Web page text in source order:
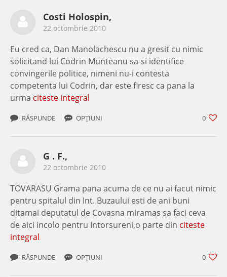
Costi Holospin,
22 octombrie 2010
Eu cred ca, Dan Manolachescu nu a gresit cu nimic
solicitand lui Codrin Munteanu sa-si identifice
convingerile politice, nimeni nu-i contesta
competenta lui Codrin, dar este firesc ca pana la
urma citeste integral
0
RĂSPUNDE OPȚIUNI
G . F.,
22 octombrie 2010
TOVARASU Grama pana acuma de ce nu ai facut nimic
pentru spitalul din Int. Buzaului esti de ani buni
ditamai deputatul de Covasna miramas sa faci ceva
de aici incolo pentru Intorsureni,o parte din citeste
integral
0
RĂSPUNDE OPȚIUNI